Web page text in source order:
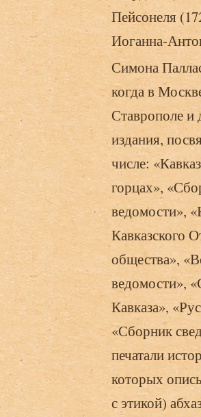
Пейсонеля
Иоганна-
Симона
когда в
Ставрополе и
издания,
числе:
горцах»,
ведомости»,
Кавказского
общества»,
ведомости»,
Кавказа»,
«Сборник
печатали
которых
с этикой)